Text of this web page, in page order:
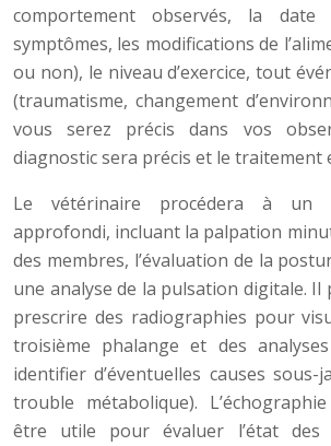
comportement observés, la date
symptômes, les modifications de
ou non), le niveau d’exercice, tout
(traumatisme, changement
vous serez précis dans vos
diagnostic sera précis et le traitement
Le vétérinaire procédera à un
approfondi, incluant la palpation
des membres, l’évaluation de la
une analyse de la pulsation digitale.
prescrire des radiographies pour
troisième phalange et des
identifier d’éventuelles causes sous-
trouble métabolique).
être utile pour évaluer l’état des